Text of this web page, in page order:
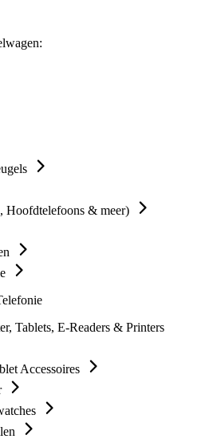
Hoofdtelefoons & meer)
Tablets, E-Readers & Printers
Accessoires